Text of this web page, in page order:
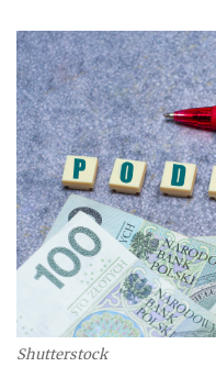
Shutterstock